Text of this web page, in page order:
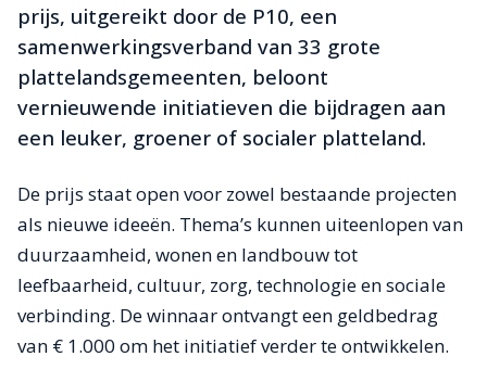
prijs, uitgereikt door de P10, een
samenwerkingsverband van 33 grote
plattelandsgemeenten, beloont
vernieuwende initiatieven die bijdragen aan
een leuker, groener of socialer platteland.
De prijs staat open voor zowel bestaande projecten
als nieuwe ideeën. Thema’s kunnen uiteenlopen van
duurzaamheid, wonen en landbouw tot
leefbaarheid, cultuur, zorg, technologie en sociale
verbinding. De winnaar ontvangt een geldbedrag
van € 1.000 om het initiatief verder te ontwikkelen.